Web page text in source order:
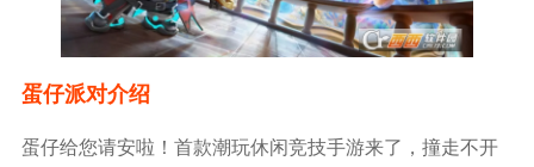
蛋仔派对介绍
蛋仔给您请安啦！首款潮玩休闲竞技手游来了，撞走不开